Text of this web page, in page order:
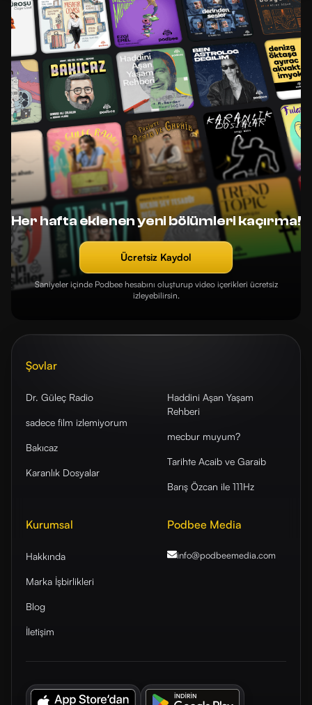
Her hafta eklenen yeni bölümleri kaçırma!
Ücretsiz Kaydol
Saniyeler içinde Podbee hesabını oluşturup video içerikleri ücretsiz
izleyebilirsin.
Şovlar
Dr. Güleç Radio
sadece film izlemiyorum
Bakıcaz
Karanlık Dosyalar
Haddini Aşan Yaşam
Rehberi
mecbur muyum?
Tarihte Acaib ve Garaib
Barış Özcan ile 111Hz
Kurumsal
Hakkında
Marka İşbirlikleri
Blog
İletişim
Podbee Media
info@podbeemedia.com